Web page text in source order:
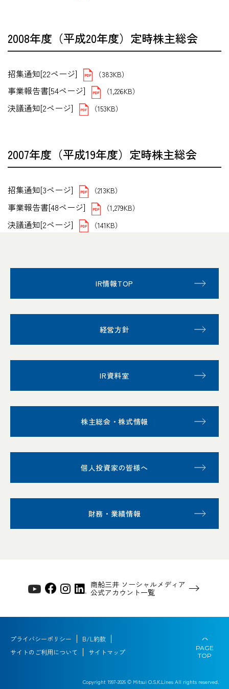
2008年度（平成20年度）定時株主総会
招集通知[22ページ] （383KB）
事業報告書[54ページ] （1,226KB）
決議通知[2ページ] （153KB）
2007年度（平成19年度）定時株主総会
招集通知[3ページ] （213KB）
事業報告書[48ページ] （1,279KB）
決議通知[2ページ] （141KB）
IR情報TOP
経営方針
IR資料室
株主総会・株式情報
個人投資家の皆様へ
財務・業績情報
商船三井 ソーシャルメディア
公式アカウント一覧
プライバシーポリシー
B/L約款
サイトのご利用について
サイトマップ
Copyright 1997-2026 © Mitsui O.S.K.Lines All rights reserved.
PAGE
TOP